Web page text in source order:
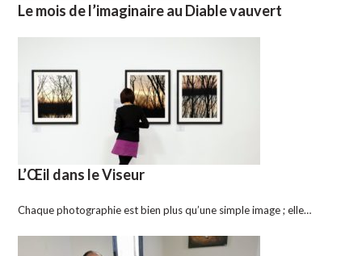
Le mois de l’imaginaire au Diable vauvert
L’Œil dans le Viseur
Chaque photographie est bien plus qu’une simple image ; elle…